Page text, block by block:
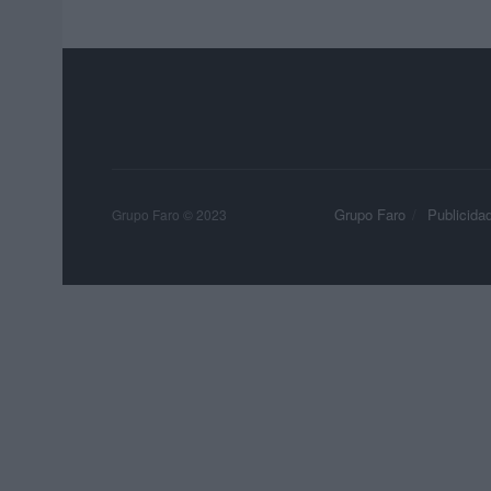
Grupo Faro Publicidad
Grupo Faro © 2023